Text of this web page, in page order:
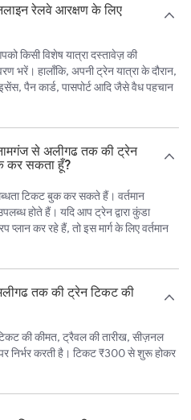
रेलवे आरक्षण के लिए
किसी विशेष यात्रा दस्तावेज़ की
भरें। हालाँकि, अपनी ट्रेन यात्रा के दौरान,
पैन कार्ड, पासपोर्ट आदि जैसे वैध पहचान
से अलीगढ तक की ट्रेन
कर सकता हूँ?
टिकट बुक कर सकते हैं। वर्तमान
होते हैं। यदि आप ट्रेन द्वारा कुंडा
कर रहे हैं, तो इस मार्ग के लिए वर्तमान
तक की ट्रेन टिकट की
की कीमत, ट्रैवल की तारीख, सीज़नल
निर्भर करती है। टिकट ₹300 से शुरू होकर